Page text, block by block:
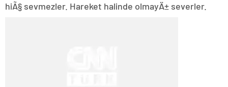
hiÃ§ sevmezler. Hareket halinde olmayÄ± severler.